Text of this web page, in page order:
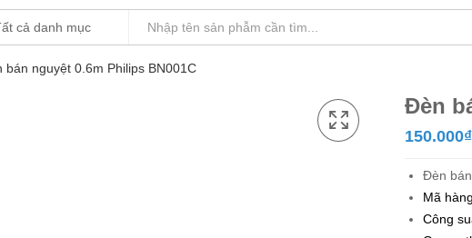
bán nguyệt 0.6m Philips BN001C
Đèn
150.000₫
Đèn
Mã
Công